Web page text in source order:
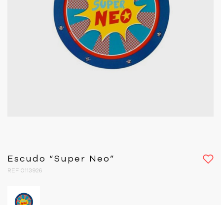
Escudo “Super Neo”
REF 0113926